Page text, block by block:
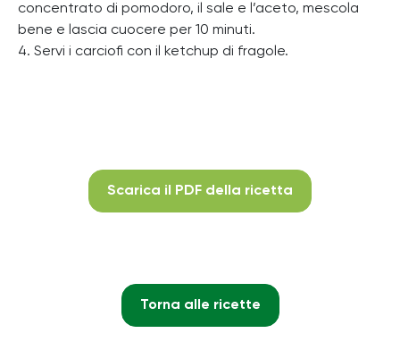
concentrato di pomodoro, il sale e l’aceto, mescola
bene e lascia cuocere per 10 minuti.
4. Servi i carciofi con il ketchup di fragole.
Scarica il PDF della ricetta
Torna alle ricette